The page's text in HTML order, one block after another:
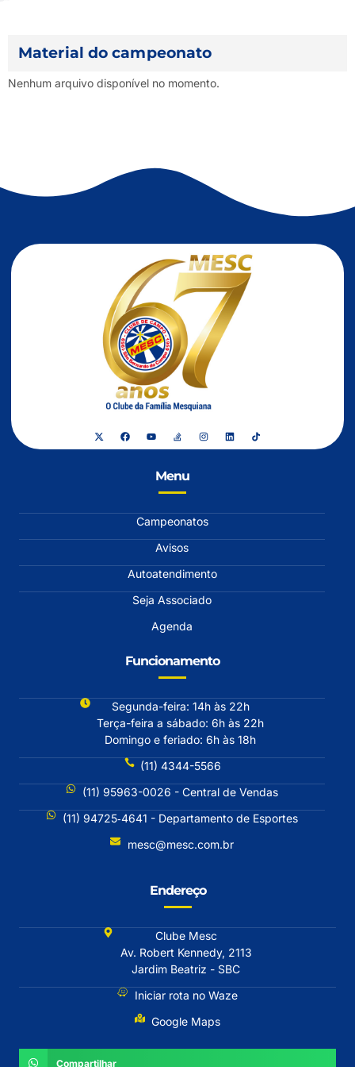
Material do campeonato
Nenhum arquivo disponível no momento.
Menu
Campeonatos
Avisos
Autoatendimento
Seja Associado
Agenda
Funcionamento
Segunda-feira: 14h às 22h
Terça-feira a sábado: 6h às 22h
Domingo e feriado: 6h às 18h
(11) 4344-5566
(11) 95963-0026 - Central de Vendas
(11) 94725‐4641 - Departamento de Esportes
mesc@mesc.com.br
Endereço
Clube Mesc
Av. Robert Kennedy, 2113
Jardim Beatriz - SBC
Iniciar rota no Waze
Google Maps
Compartilhar